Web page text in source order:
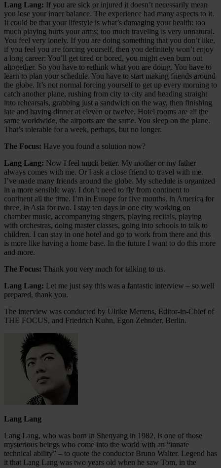
Lang Lang: If you are sick or injured it doesn’t necessarily mean
you lose your inner balance. The experience had many aspects to it.
It could be that your lifestyle is what’s damaging your health: too
much playing hurts your arms; too much traveling is very unnatural.
You feel very lonely. If you are doing something that you don’t like,
if you feel you are forcing yourself, then you definitely won’t enjoy
a long career: You’ll get tired or bored, you might even burn out
altogether. So you have to rethink what you are doing. You have to
learn to plan your schedule. You have to start making friends around
the globe. It’s not normal forcing yourself to get up every morning to
catch another plane, rushing from city to city and heading straight
into rehearsals, grabbing just a sandwich on the way, then finishing
late and having dinner at eleven or twelve. Hotel rooms are all the
same worldwide, the airports are the same. You sleep on the plane.
That’s tolerable for a week, perhaps, but no longer.
The Focus: Have you found a solution now?
Lang Lang: Now I feel much better. My mother or my father
always comes with me. Or I ask a close friend to travel with me.
I’ve made many friends around the globe. My schedule is organized
in a more sensible way. I don’t need to fly from continent to
continent all the time. I’m in Europe for five months, in America for
three, in Asia for two. I stay ten days in one city working on
chamber music, accompanying singers, playing recitals, playing
with orchestras, doing master classes, going into schools to talk to
children. I can stay in one hotel and go to work from there and this
is more like having a home base. In the future I want to do this more
and more.
The Focus: Thank you very much for talking to us.
Lang Lang: Let me just say this was a fantastic interview – so well
prepared, thank you.
The interview was conducted by Ulrike Mertens, Editor-in-Chief of
THE FOCUS, and Friedrich Kuhn, Egon Zehnder, Berlin.
Lang Lang
Lang Lang, who was born in Shenyang in 1982, is one of those
mysterious beings who come into the world with an “innate
technical ability” – to quote the conductor Bruno Walter. Legend has
it that Lang Lang was two years old when he saw Tom, in the